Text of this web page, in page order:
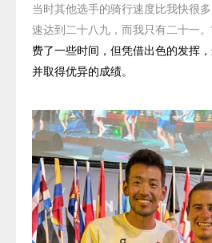
当时其他选手的骑行速度比我快很
速达到二十八九，而我只有二十一。
费了一些时间，但凭借出色的发挥
并取得优异的成绩。